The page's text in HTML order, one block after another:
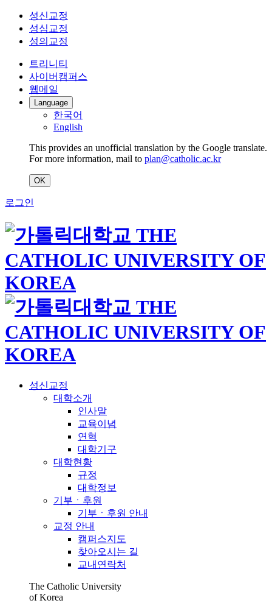
성신교정
성심교정
성의교정
트리니티
사이버캠퍼스
웹메일
Language
한국어
English
This provides an unofficial translation by the Google translate.
For more information, mail to plan@catholic.ac.kr
OK
로그인
성신교정
대학소개
인사말
교육이념
연혁
대학기구
대학현황
규정
대학정보
기부ㆍ후원
기부ㆍ후원 안내
교정 안내
캠퍼스지도
찾아오시는 길
교내연락처
The Catholic University
of Korea